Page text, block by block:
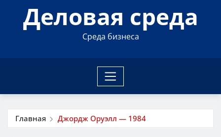
Деловая среда
Среда бизнеса
Главная Джордж Оруэлл — 1984